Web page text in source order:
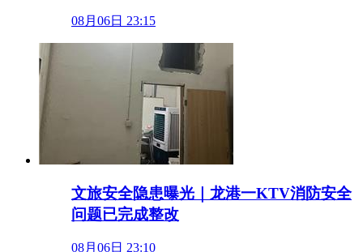
08月06日 23:15
文旅安全隐患曝光｜龙港一KTV消防安全
问题已完成整改
08月06日 23:10